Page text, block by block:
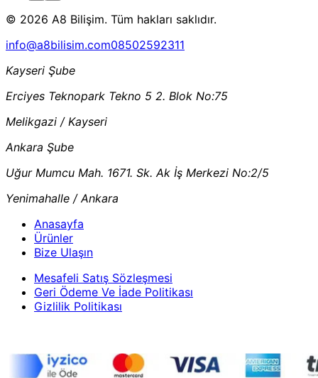
© 2026 A8 Bilişim. Tüm hakları saklıdır.
info@a8bilisim.com08502592311
Kayseri Şube
Erciyes Teknopark Tekno 5 2. Blok No:75
Melikgazi / Kayseri
Ankara Şube
Uğur Mumcu Mah. 1671. Sk. Ak İş Merkezi No:2/5
Yenimahalle / Ankara
Anasayfa
Ürünler
Bize Ulaşın
Mesafeli Satış Sözleşmesi
Geri Ödeme Ve İade Politikası
Gizlilik Politikası